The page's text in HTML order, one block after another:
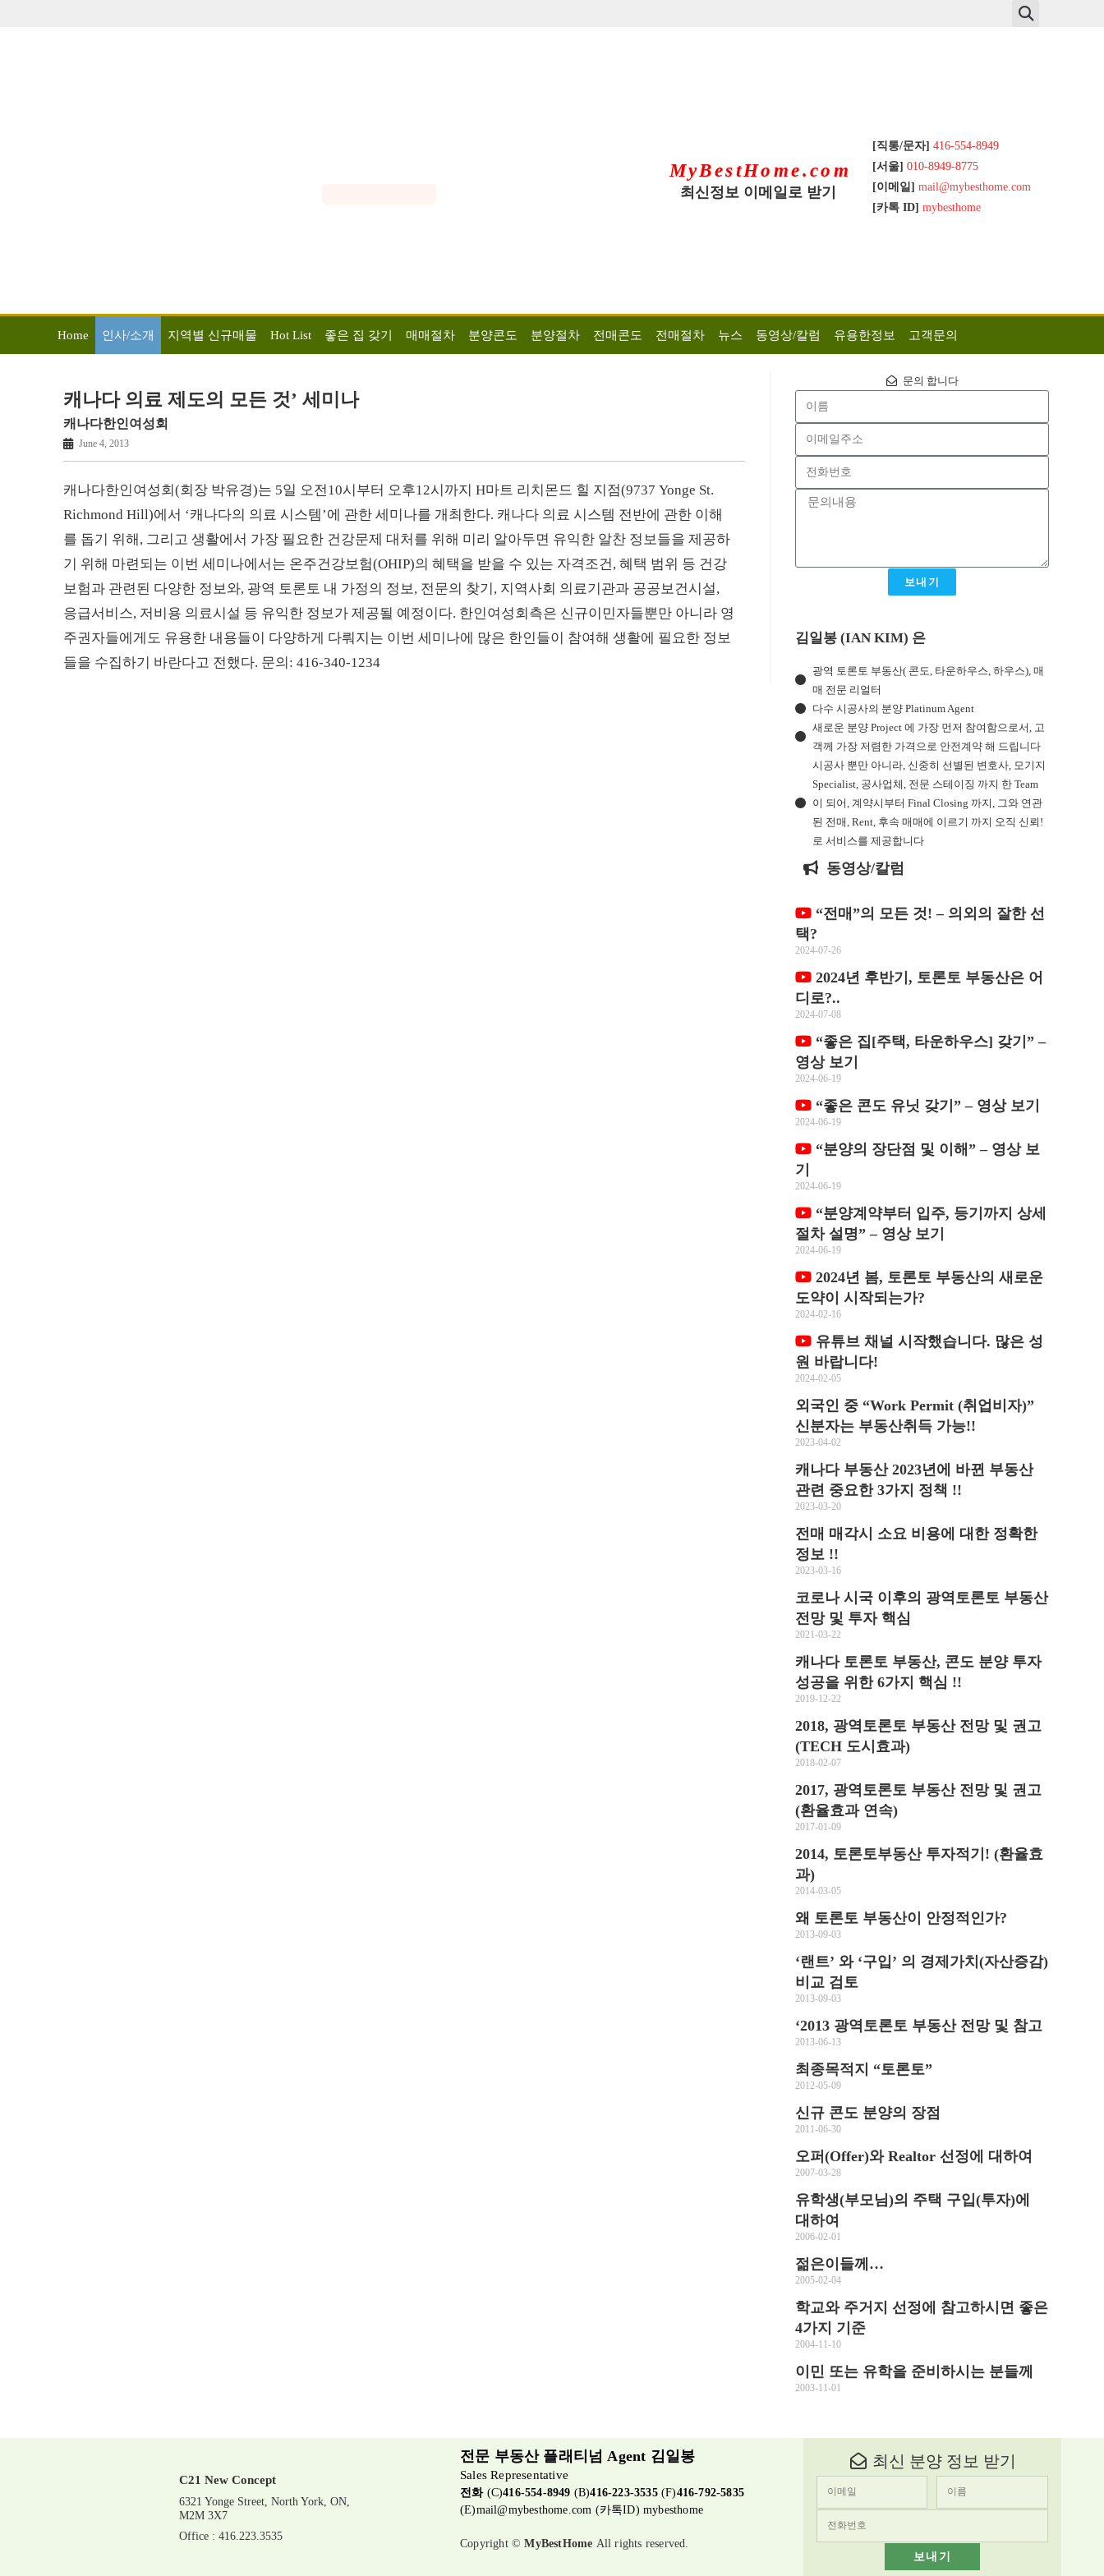
MyBestHome.com
최신정보 이메일로 받기
[직통/문자] 416-554-8949
[서울] 010-8949-8775
[이메일] mail@mybesthome.com
[카톡 ID] mybesthome
Home 인사/소개 지역별 신규매물 Hot List 좋은 집 갖기 매매절차 분양콘도 분양절차 전매콘도 전매절차 뉴스 동영상/칼럼 유용한정보 고객문의
캐나다 의료 제도의 모든 것’ 세미나
캐나다한인여성회
June 4, 2013
캐나다한인여성회(회장 박유경)는 5일 오전10시부터 오후12시까지 H마트 리치몬드 힐 지점(9737 Yonge St.
Richmond Hill)에서 ‘캐나다의 의료 시스템’에 관한 세미나를 개최한다. 캐나다 의료 시스템 전반에 관한 이해
를 돕기 위해, 그리고 생활에서 가장 필요한 건강문제 대처를 위해 미리 알아두면 유익한 알찬 정보들을 제공하
기 위해 마련되는 이번 세미나에서는 온주건강보험(OHIP)의 혜택을 받을 수 있는 자격조건, 혜택 범위 등 건강
보험과 관련된 다양한 정보와, 광역 토론토 내 가정의 정보, 전문의 찾기, 지역사회 의료기관과 공공보건시설,
응급서비스, 저비용 의료시설 등 유익한 정보가 제공될 예정이다. 한인여성회측은 신규이민자들뿐만 아니라 영
주권자들에게도 유용한 내용들이 다양하게 다뤄지는 이번 세미나에 많은 한인들이 참여해 생활에 필요한 정보
들을 수집하기 바란다고 전했다. 문의: 416-340-1234
문의 합니다
보내기
김일봉 (IAN KIM) 은
광역 토론토 부동산( 콘도, 타운하우스, 하우스), 매
매 전문 리얼터
다수 시공사의 분양 Platinum Agent
새로운 분양 Project 에 가장 먼저 참여함으로서, 고
객께 가장 저렴한 가격으로 안전계약 해 드립니다
시공사 뿐만 아니라, 신중히 선별된 변호사, 모기지
Specialist, 공사업체, 전문 스테이징 까지 한 Team
이 되어, 계약시부터 Final Closing 까지, 그와 연관
된 전매, Rent, 후속 매매에 이르기 까지 오직 신뢰!
로 서비스를 제공합니다
동영상/칼럼
“전매”의 모든 것! – 의외의 잘한 선
택?
2024-07-26
2024년 후반기, 토론토 부동산은 어
디로?..
2024-07-08
“좋은 집[주택, 타운하우스] 갖기” –
영상 보기
2024-06-19
“좋은 콘도 유닛 갖기” – 영상 보기
2024-06-19
“분양의 장단점 및 이해” – 영상 보
기
2024-06-19
“분양계약부터 입주, 등기까지 상세
절차 설명” – 영상 보기
2024-06-19
2024년 봄, 토론토 부동산의 새로운
도약이 시작되는가?
2024-02-16
유튜브 채널 시작했습니다. 많은 성
원 바랍니다!
2024-02-05
외국인 중 “Work Permit (취업비자)”
신분자는 부동산취득 가능!!
2023-04-02
캐나다 부동산 2023년에 바뀐 부동산
관련 중요한 3가지 정책 !!
2023-03-20
전매 매각시 소요 비용에 대한 정확한
정보 !!
2023-03-16
코로나 시국 이후의 광역토론토 부동산
전망 및 투자 핵심
2021-03-22
캐나다 토론토 부동산, 콘도 분양 투자
성공을 위한 6가지 핵심 !!
2019-12-22
2018, 광역토론토 부동산 전망 및 권고
(TECH 도시효과)
2018-02-07
2017, 광역토론토 부동산 전망 및 권고
(환율효과 연속)
2017-01-09
2014, 토론토부동산 투자적기! (환율효
과)
2014-03-05
왜 토론토 부동산이 안정적인가?
2013-09-03
‘랜트’ 와 ‘구입’ 의 경제가치(자산증감)
비교 검토
2013-09-03
‘2013 광역토론토 부동산 전망 및 참고
2013-06-13
최종목적지 “토론토”
2012-05-09
신규 콘도 분양의 장점
2011-06-30
오퍼(Offer)와 Realtor 선정에 대하여
2007-03-28
유학생(부모님)의 주택 구입(투자)에
대하여
2006-02-01
젊은이들께…
2005-02-04
학교와 주거지 선정에 참고하시면 좋은
4가지 기준
2004-11-10
이민 또는 유학을 준비하시는 분들께
2003-11-01
C21 New Concept
6321 Yonge Street, North York, ON,
M2M 3X7
Office : 416.223.3535
전문 부동산 플래티넘 Agent 김일봉
Sales Representative
전화(C)416-554-8949 (B)416-223-3535(F)416-792-5835
(E)mail@mybesthome.com (카톡ID) mybesthome
Copyright ©MyBestHome All rights reserved.
최신 분양 정보 받기
보내기